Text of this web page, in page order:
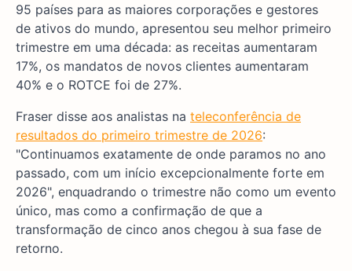
95 países para as maiores corporações e gestores
de ativos do mundo, apresentou seu melhor primeiro
trimestre em uma década: as receitas aumentaram
17%, os mandatos de novos clientes aumentaram
40% e o ROTCE foi de 27%.
Fraser disse aos analistas na teleconferência de
resultados do primeiro trimestre de 2026:
"Continuamos exatamente de onde paramos no ano
passado, com um início excepcionalmente forte em
2026", enquadrando o trimestre não como um evento
único, mas como a confirmação de que a
transformação de cinco anos chegou à sua fase de
retorno.